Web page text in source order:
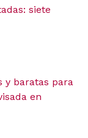
siete
y baratas para
en